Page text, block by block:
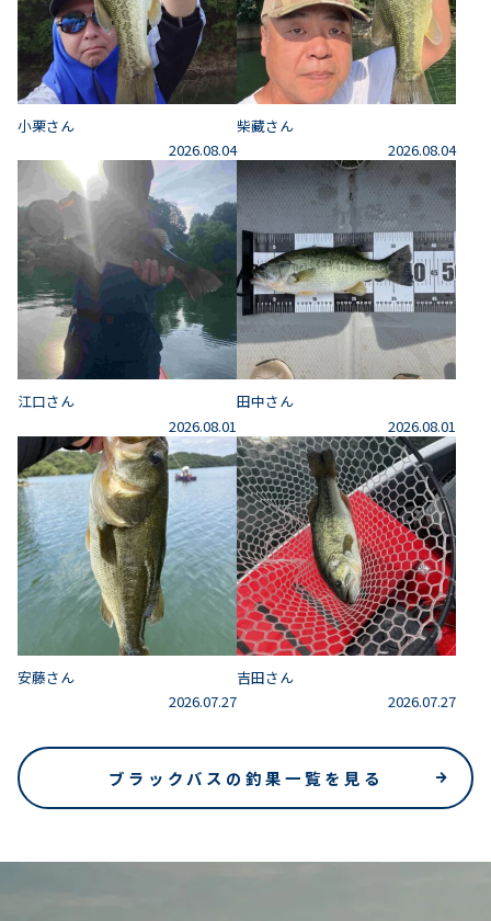
小栗さん
2026.08.04
柴藏さん
2026.08.04
江口さん
2026.08.01
田中さん
2026.08.01
安藤さん
2026.07.27
吉田さん
2026.07.27
ブラックバスの釣果一覧を見る